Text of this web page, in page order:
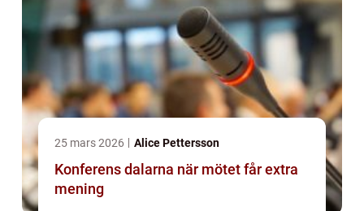
25 mars 2026 Alice Pettersson
Konferens dalarna när mötet får extra
mening